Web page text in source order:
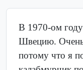
В 1970-ом году
Швецию.
потому что я